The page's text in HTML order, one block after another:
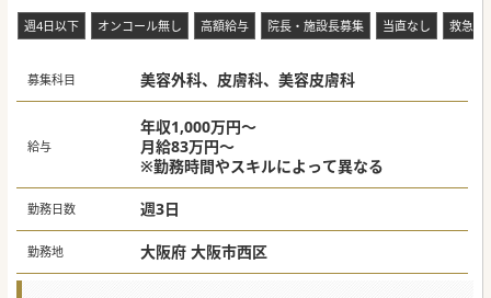
■にきびやアトピーなどの保険診療を中心に、炭酸ガスレー
ザーを用いたほくろ除去やボトックス注射といった美容施術
役割は患者様への事前説明や万が一の肌トラブル時の診察が
中心です。
ルート確保など、幅広い自由診療メニューの対応も担当して
いただきます。
#春入職可 #秋入職可
週4日以下 オンコール無し 高額給与 院長・施設長募集 当直なし 救急対
募集科目 美容外科、皮膚科、美容皮膚科
給与
年収1,000万円～
月給83万円～
※勤務時間やスキルによって異なる
勤務日数 週3日
勤務地 大阪府 大阪市西区